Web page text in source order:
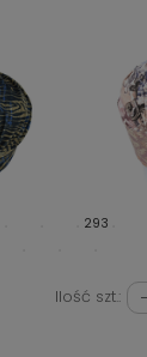
293
Ilość szt.: